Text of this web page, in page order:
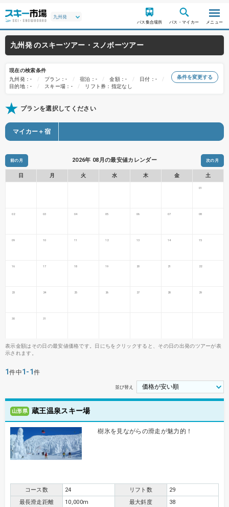
バス集合場所 バス・マイカー メニュー
九州発 のスキーツアー・スノボーツアー
現在の検索条件
九州発：-
プラン：- 宿泊：- 金額：-
日付：-
目的地：-
スキー場：- リフト券：指定なし
条件を変更する
プランを選択してください
マイカー＋宿
前の月 2026年 08月の最安値カレンダー 次の月
日 月 火 水 木 金 土
01
02 03 04 05 06 07 08
09 10 11 12 13 14 15
16 17 18 19 20 21 22
23 24 25 26 27 28 29
30 31
表示金額はその日の最安値価格です。日にちをクリックすると、その日の出発のツアーが表
示されます。
1件中1-1 件
並び替え
山形県 蔵王温泉スキー場
樹氷を見ながらの滑走が魅力的！
コース数 24 リフト数
29
最長滑走距離
10,000m 最大斜度
38